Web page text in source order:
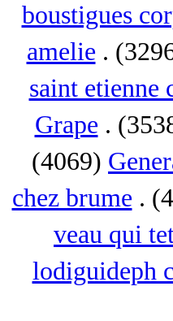
boustigues
amelie .
saint etienne
Grape .
(4069)
chez brume .
veau qui
lodiguideph